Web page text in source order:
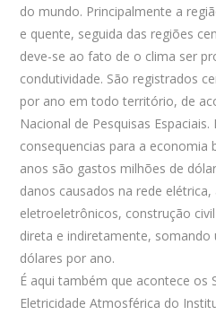
do mundo. Principalmente a
e quente, seguida das regiões
deve-se ao fato de o clima ser
condutividade. São registrados
por ano em todo território, de
Nacional de Pesquisas
consequencias para a economia
anos são gastos milhões de
danos causados na rede elétrica,
eletroeletrônicos, construção
direta e indiretamente, somando
dólares por ano.
É aqui também que acontece os
Eletricidade Atmosférica do